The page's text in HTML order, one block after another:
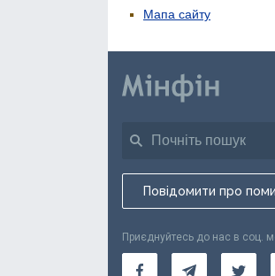
Мапа сайту
Повідомити про
Приєднуйтесь до нас в соц.